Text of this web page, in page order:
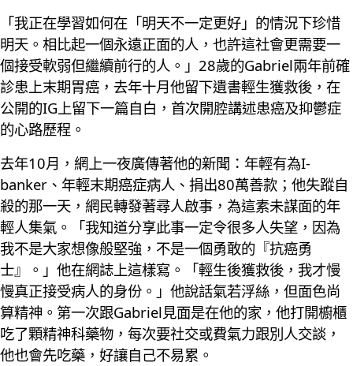
「我正在學習如何在「明天不一定更好」的情況下珍惜
明天。相比起一個永遠正面的人，也許這社會更需要一
個接受軟弱但繼續前行的人。」28歲的Gabriel兩年前確
診患上末期胃癌，去年十月他留下遺書輕生獲救後，在
公開的IG上留下一篇自白，首次開腔講述患癌及抑鬱症
的心路歷程。
去年10月，網上一夜廣傳著他的新聞：年輕有為I-
banker、年輕末期癌症病人、捐出80萬善款；他失蹤自
殺的那一天，網民轉發著尋人啟事，為這素未謀面的年
輕人集氣。「我知道分享此事一定令很多人失望，因為
我不是大家想像般堅強，不是一個勇敢的『抗癌勇
士』。」他在網誌上這樣寫。「輕生後獲救後，我才慢
慢真正接受病人的身份。」他說話氣若浮絲，但面色尚
算精神。第一次跟Gabriel見面是在他的家，他打開櫥櫃
吃了顆精神科藥物，每次要社交或費氣力跟別人交談，
他也會先吃藥，好讓自己不易累。